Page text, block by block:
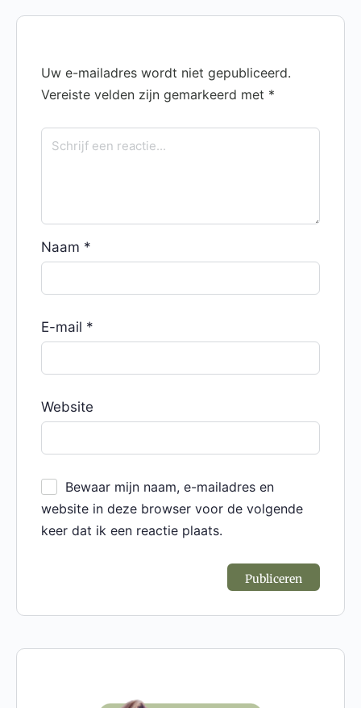
Uw e-mailadres wordt niet gepubliceerd.
Vereiste velden zijn gemarkeerd met *
Naam *
E-mail *
Website
Bewaar mijn naam, e-mailadres en
website in deze browser voor de volgende
keer dat ik een reactie plaats.